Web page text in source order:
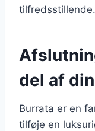
tilfredsstillende.
del af
Burrata er en
tilføje en